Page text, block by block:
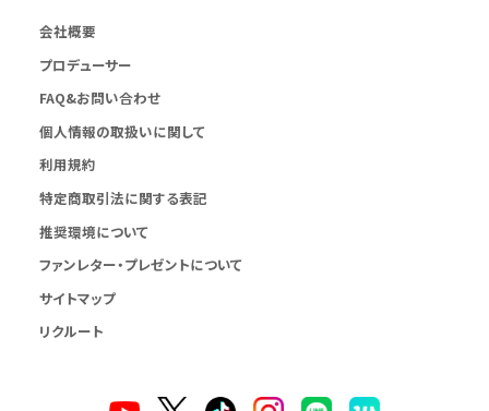
会社概要
プロデューサー
FAQ&お問い合わせ
個人情報の取扱いに関して
利用規約
特定商取引法に関する表記
推奨環境について
ファンレター・プレゼントについて
サイトマップ
リクルート